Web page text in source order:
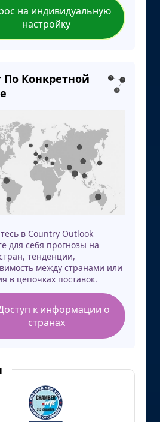
на индивидуальную
настройку
По Конкретной
в Country Outlook
для себя прогнозы на
тенденции,
между странами или
в цепочках поставок.
к информации о
странах